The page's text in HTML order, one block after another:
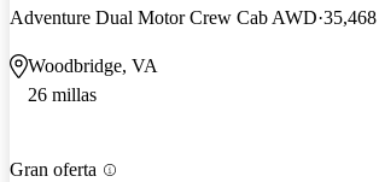
Adventure Dual Motor Crew Cab AWD
Woodbridge, VA
26 millas
Gran oferta